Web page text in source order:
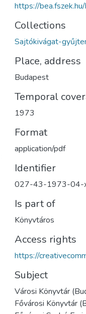
https://
Collections
Sajtókivágat-
Place, address
Budapest
Temporal
1973
Format
application/pdf
Identifier
027-43-1973-04-
Is part of
Könyvtáros
Access rights
https://
Subject
Városi Könyvtár
Fővárosi Könyvtár